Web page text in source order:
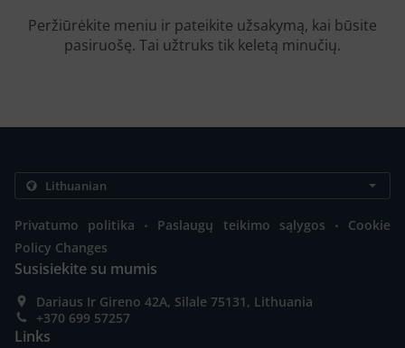
Peržiūrėkite meniu ir pateikite užsakymą, kai būsite
pasiruošę. Tai užtruks tik keletą minučių.
Privatumo politika . Paslaugų teikimo sąlygos .
Cookie
Policy Changes
Susisiekite su mumis
Dariaus Ir Gireno 42A, Silale 75131, Lithuania
+370 699 57257
Links